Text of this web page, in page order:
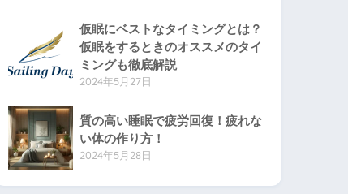
仮眠にベストなタイミングとは？
仮眠をするときのオススメのタイ
ミングも徹底解説
2024年5月27日
質の高い睡眠で疲労回復！疲れな
い体の作り方！
2024年5月28日